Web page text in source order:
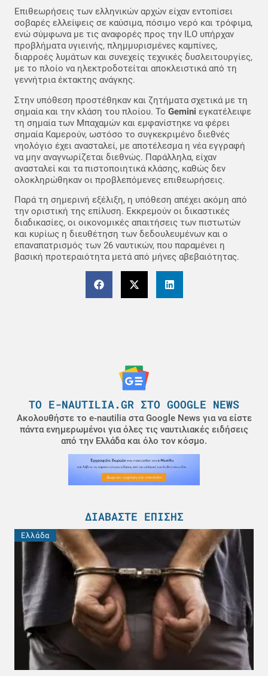
Επιθεωρήσεις των ελληνικών αρχών είχαν εντοπίσει
σοβαρές ελλείψεις σε καύσιμα, πόσιμο νερό και τρόφιμα,
ενώ σύμφωνα με τις αναφορές προς την ILO υπήρχαν
προβλήματα υγιεινής, πλημμυρισμένες καμπίνες,
διαρροές λυμάτων και συνεχείς τεχνικές δυσλειτουργίες,
με το πλοίο να ηλεκτροδοτείται αποκλειστικά από τη
γεννήτρια έκτακτης ανάγκης.
Στην υπόθεση προστέθηκαν και ζητήματα σχετικά με τη
σημαία και την κλάση του πλοίου. Το Gemini εγκατέλειψε
τη σημαία των Μπαχαμών και εμφανίστηκε να φέρει
σημαία Καμερούν, ωστόσο το συγκεκριμένο διεθνές
νηολόγιο έχει ανασταλεί, με αποτέλεσμα η νέα εγγραφή
να μην αναγνωρίζεται διεθνώς. Παράλληλα, είχαν
ανασταλεί και τα πιστοποιητικά κλάσης, καθώς δεν
ολοκληρώθηκαν οι προβλεπόμενες επιθεωρήσεις.
Παρά τη σημερινή εξέλιξη, η υπόθεση απέχει ακόμη από
την οριστική της επίλυση. Εκκρεμούν οι δικαστικές
διαδικασίες, οι οικονομικές απαιτήσεις των πιστωτών
και κυρίως η διευθέτηση των δεδουλευμένων και ο
επαναπατρισμός των 26 ναυτικών, που παραμένει η
βασική προτεραιότητα μετά από μήνες αβεβαιότητας.
ΤΟ E-NAUTILIA.GR ΣΤΟ GOOGLE NEWS
Ακολουθήστε το e-nautilia στα Google News για να είστε
πάντα ενημερωμένοι για όλες τις ναυτιλιακές ειδήσεις
από την Ελλάδα και όλο τον κόσμο.
ΔΙΑΒΆΣΤΕ ΕΠΊΣΗΣ
Ελλάδα